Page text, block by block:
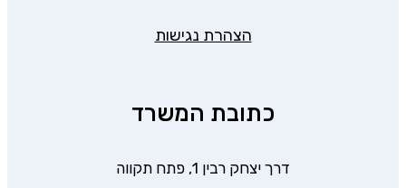
הצהרת נגישות
כתובת המשרד
דרך יצחק רבין 1, פתח תקווה